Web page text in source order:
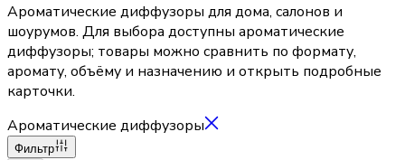
Ароматические диффузоры для дома, салонов и
шоурумов. Для выбора доступны ароматические
диффузоры; товары можно сравнить по формату,
аромату, объёму и назначению и открыть подробные
карточки.
Ароматические диффузоры
Фильтр